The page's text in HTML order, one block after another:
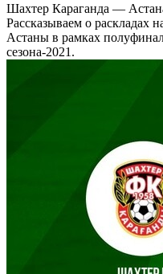
Шахтер Караганда —
Рассказываем о раскладах
Астаны в рамках
сезона-2021.